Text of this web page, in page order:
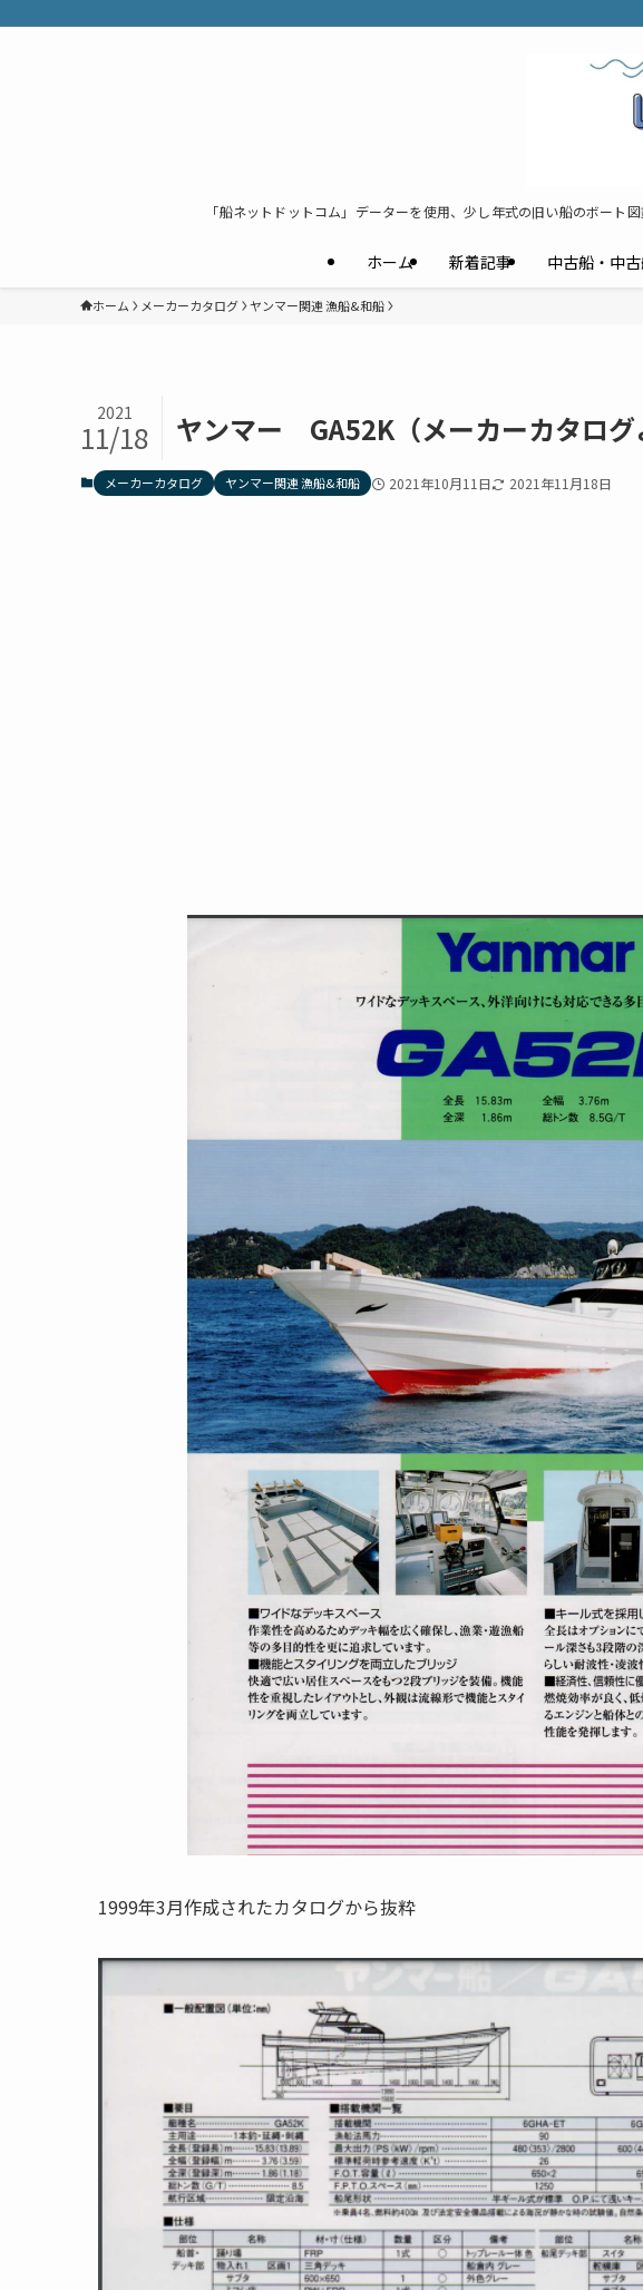
「船ネットドットコム」データーを使用、少し年式の旧い船のボート
ホーム 新着記事 中古船・中
ホーム メーカーカタログ ヤンマー関連 漁船&和船
ヤンマー GA52K（メーカーカタログ
2021
11/18
メーカーカタログ ヤンマー関連 漁船&和船 2021年10月11日 2021年11月18日
1999年3月作成されたカタログから抜粋